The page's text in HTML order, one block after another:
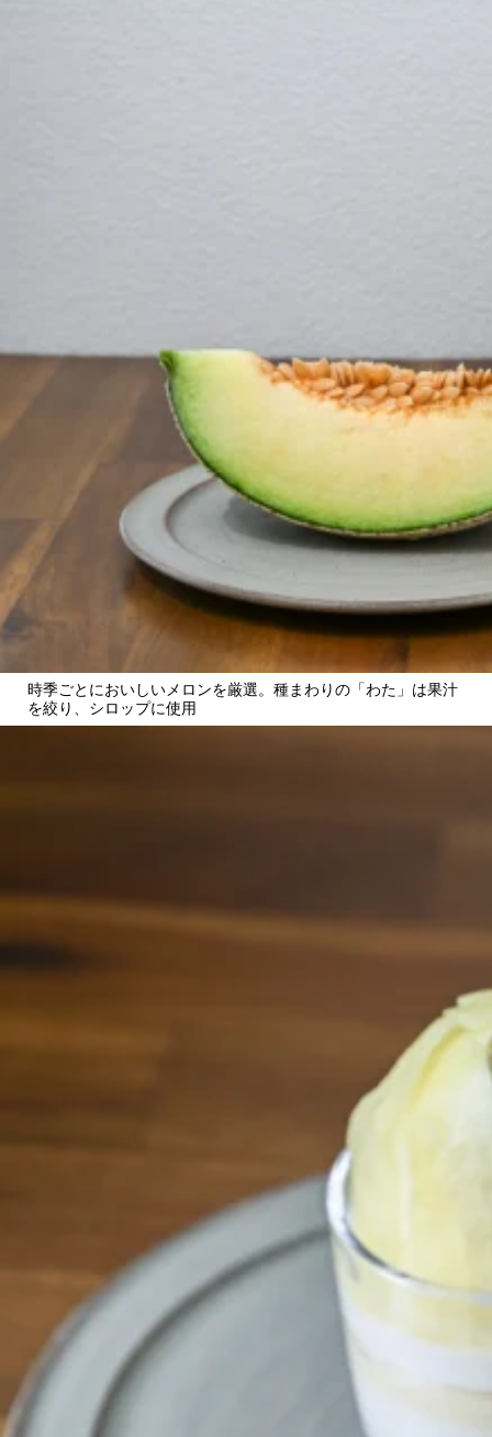
時季ごとにおいしいメロンを厳選。種まわりの「わた」は果汁
を絞り、シロップに使用